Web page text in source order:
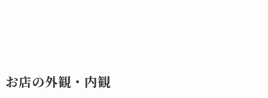
お店の外観・内観